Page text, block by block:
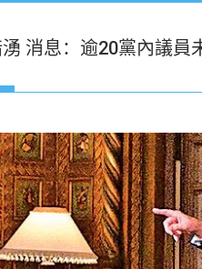
消息：逾20黨內議